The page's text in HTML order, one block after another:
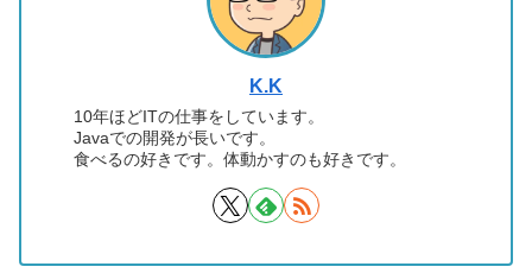
K.K
10年ほどITの仕事をしています。
Javaでの開発が長いです。
食べるの好きです。体動かすのも好きです。